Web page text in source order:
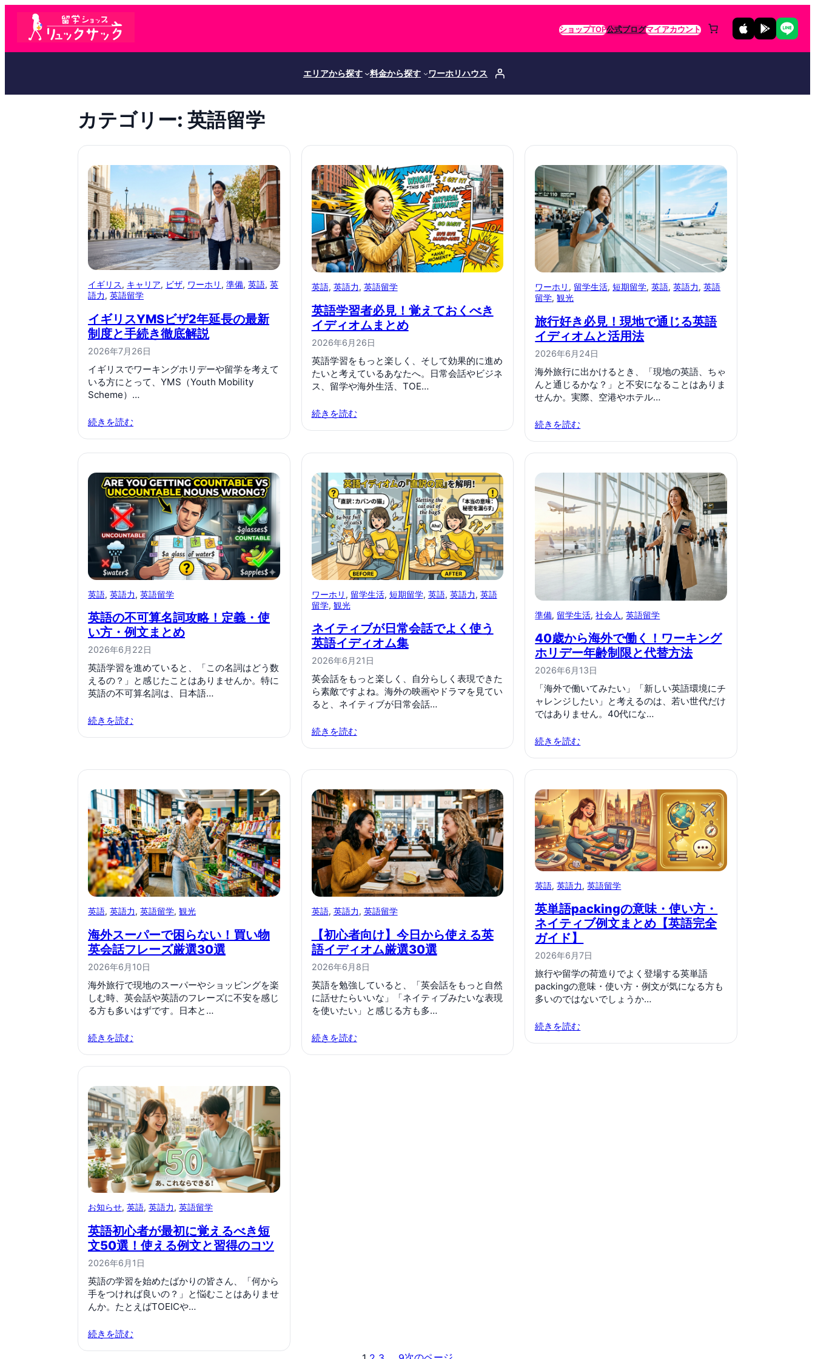
ショップTOP公式ブログマイアカウント
エリアから探す 料金から探す ワーホリハウス
カテゴリー: 英語留学
イギリス, キャリア, ビザ, ワーホリ , 準備, 英語, 英
語力, 英語留学
イギリスYMSビザ2年延長の最新
制度と手続き徹底解説
2026年7月26日
イギリスでワーキングホリデーや留学を考えて
いる方にとって、YMS（Youth Mobility
Scheme）…
続きを読む
英語, 英語力, 英語留学
英語学習者必見！覚えておくべき
イディオムまとめ
2026年6月26日
英語学習をもっと楽しく、そして効果的に進め
たいと考えているあなたへ。日常会話やビジネ
ス、留学や海外生活、TOE…
続きを読む
ワーホリ , 留学生活, 短期留学, 英語, 英語力, 英語
留学, 観光
旅行好き必見！現地で通じる英語
イディオムと活用法
2026年6月24日
海外旅行に出かけるとき、「現地の英語、ちゃ
んと通じるかな？」と不安になることはありま
せんか。実際、空港やホテル…
続きを読む
英語, 英語力, 英語留学
英語の不可算名詞攻略！定義・使
い方・例文まとめ
2026年6月22日
英語学習を進めていると、「この名詞はどう数
えるの？」と感じたことはありませんか。特に
英語の不可算名詞は、日本語…
続きを読む
ワーホリ , 留学生活, 短期留学, 英語, 英語力, 英語
留学, 観光
ネイティブが日常会話でよく使う
英語イディオム集
2026年6月21日
英会話をもっと楽しく、自分らしく表現できた
ら素敵ですよね。海外の映画やドラマを見てい
ると、ネイティブが日常会話…
続きを読む
準備, 留学生活, 社会人 , 英語留学
40歳から海外で働く！ワーキング
ホリデー年齢制限と代替方法
2026年6月13日
「海外で働いてみたい」「新しい英語環境にチ
ャレンジしたい」と考えるのは、若い世代だけ
ではありません。40代にな…
続きを読む
英語, 英語力, 英語留学, 観光
海外スーパーで困らない！買い物
英会話フレーズ厳選30選
2026年6月10日
海外旅行で現地のスーパーやショッピングを楽
しむ時、英会話や英語のフレーズに不安を感じ
る方も多いはずです。日本と…
続きを読む
英語, 英語力, 英語留学
【初心者向け】今日から使える英
語イディオム厳選30選
2026年6月8日
英語を勉強していると、「英会話をもっと自然
に話せたらいいな」「ネイティブみたいな表現
を使いたい」と感じる方も多…
続きを読む
英語, 英語力, 英語留学
英単語packingの意味・使い方・
ネイティブ例文まとめ【英語完全
ガイド】
2026年6月7日
旅行や留学の荷造りでよく登場する英単語
packingの意味・使い方・例文が気になる方も
多いのではないでしょうか…
続きを読む
お知らせ, 英語, 英語力, 英語留学
英語初心者が最初に覚えるべき短
文50選！使える例文と習得のコツ
2026年6月1日
英語の学習を始めたばかりの皆さん、「何から
手をつければ良いの？」と悩むことはありませ
んか。たとえばTOEICや…
続きを読む